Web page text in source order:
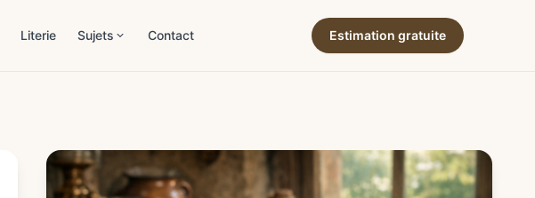
Literie Sujets
Mobilier
Contact Estimation gratuite